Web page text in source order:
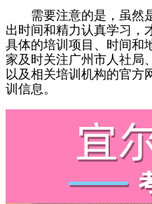
需要注意的是，虽然
出时间和精力认真学习，
具体的培训项目、时间和
家及时关注广州市人社局
以及相关培训机构的官方
训信息。